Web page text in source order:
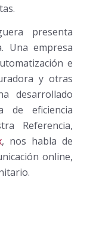
presenta
Una empresa
e
y otras
desarrollado
de eficiencia
Referencia,
, nos habla de
online,